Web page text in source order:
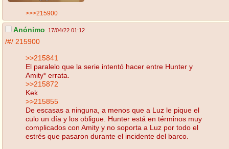
>>>215900
Anónimo 17/04/22 01:12
/#/ 215900
>>215841
El paralelo que la serie intentó hacer entre Hunter y
Amity* errata.
>>215872
Kek
>>215855
De escasas a ninguna, a menos que a Luz le pique el
culo un día y los obligue. Hunter está en términos muy
complicados con Amity y no soporta a Luz por todo el
estrés que pasaron durante el incidente del barco.